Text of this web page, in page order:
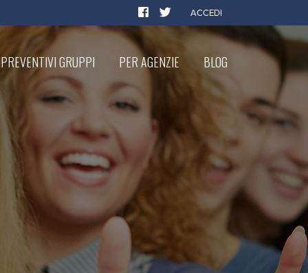
ACCEDI
PREVENTIVI GRUPPI PER AGENZIE BLOG